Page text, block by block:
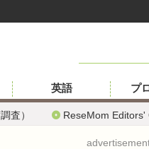
査） ReseMom Editors'
英語 プ